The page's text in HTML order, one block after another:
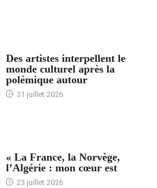
Des artistes interpellent le
monde culturel après la
polémique autour
31 juillet 2026
« La France, la Norvège,
l’Algérie : mon cœur est
23 juillet 2026